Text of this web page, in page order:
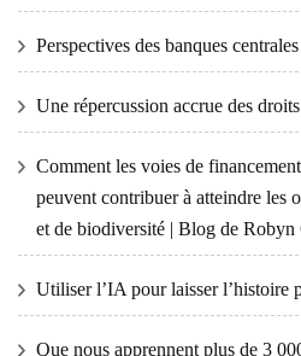
Perspectives des banques
Une répercussion accrue des
Comment les voies de
peuvent contribuer à atteindre les
et de biodiversité | Blog de
Utiliser l’IA pour laisser l’histoire
Que nous apprennent plus de 3